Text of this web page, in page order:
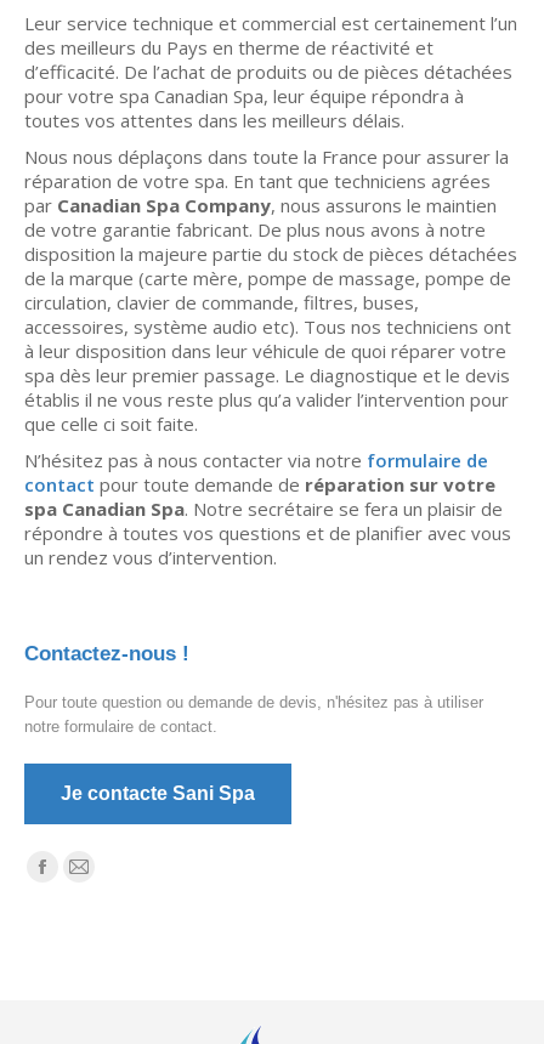
Leur service technique et commercial est certainement l’un
des meilleurs du Pays en therme de réactivité et
d’efficacité. De l’achat de produits ou de pièces détachées
pour votre spa Canadian Spa, leur équipe répondra à
toutes vos attentes dans les meilleurs délais.
Nous nous déplaçons dans toute la France pour assurer la
réparation de votre spa. En tant que techniciens agrées
par Canadian Spa Company, nous assurons le maintien
de votre garantie fabricant. De plus nous avons à notre
disposition la majeure partie du stock de pièces détachées
de la marque (carte mère, pompe de massage, pompe de
circulation, clavier de commande, filtres, buses,
accessoires, système audio etc). Tous nos techniciens ont
à leur disposition dans leur véhicule de quoi réparer votre
spa dès leur premier passage. Le diagnostique et le devis
établis il ne vous reste plus qu’a valider l’intervention pour
que celle ci soit faite.
N’hésitez pas à nous contacter via notre formulaire de
contact pour toute demande de réparation sur votre
spa Canadian Spa. Notre secrétaire se fera un plaisir de
répondre à toutes vos questions et de planifier avec vous
un rendez vous d’intervention.
Contactez-nous !
Pour toute question ou demande de devis, n'hésitez pas à utiliser
notre formulaire de contact.
Je contacte Sani Spa
Trouvez nous sur :